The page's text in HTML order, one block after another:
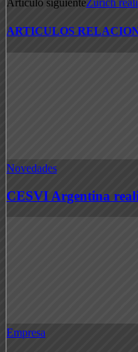
Artículo siguienteZurich
ARTICULOS
Novedades
CESVI Argentina
Empresa